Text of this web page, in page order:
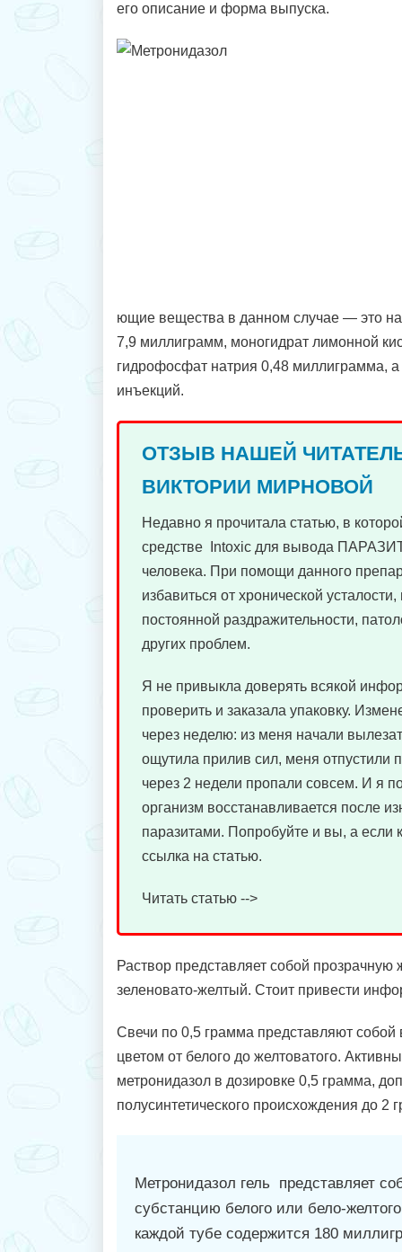
его описание и форма выпуска.
ющие вещества в данном случае — это
7,9 миллиграмм, моногидрат лимонной
гидрофосфат натрия 0,48 миллиграмма,
инъекций.
ОТЗЫВ НАШЕЙ
ВИКТОРИИ МИРНОВОЙ
Недавно я прочитала статью, в
средстве Intoxic для вывода
человека. При помощи данного
избавиться от хронической
постоянной раздражительности,
других проблем.
Я не привыкла доверять всякой
проверить и заказала упаковку.
через неделю: из меня начали
ощутила прилив сил, меня отпустили
через 2 недели пропали совсем. И я
организм восстанавливается после
паразитами. Попробуйте и вы, а если
ссылка на статью.
Читать статью -->
Раствор представляет собой прозрачную
зеленовато-желтый. Стоит привести
Свечи по 0,5 грамма представляют собой
цветом от белого до желтоватого.
метронидазол в дозировке 0,5 грамма,
полусинтетического происхождения до 2
Метронидазол гель представляет
субстанцию белого или бело-
каждой тубе содержится 180